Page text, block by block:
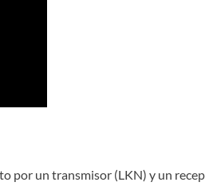
por un transmisor (LKN) y un